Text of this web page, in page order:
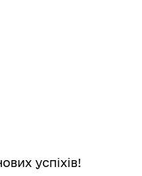
успіхів!